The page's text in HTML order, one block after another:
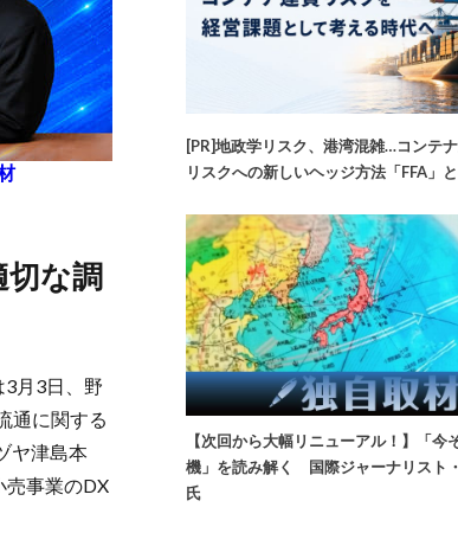
月3日、野
通に関する
ヤ津島本
売事業のDX
[PR]地政学リスク、港湾混雑…コンテ
リスクへの新しいヘッジ方法「FFA」
【次回から大幅リニューアル！】「今
機」を読み解く 国際ジャーナリスト
氏